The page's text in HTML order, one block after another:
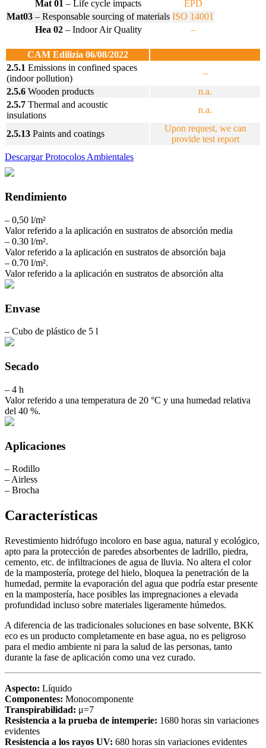
Mat 01 – Life cycle impacts
EPD
Mat03 – Responsable sourcing of materials ISO 14001
Hea 02 – Indoor Air Quality –
CAM Edilizia 06/08/2022
2.5.1 Emissions in confined spaces
(indoor pollution)
–
2.5.6 Wooden products
n.a.
2.5.7 Thermal and acoustic
insulations
n.a.
2.5.13 Paints and coatings
Upon request, we can
provide test report
Descargar Protocolos Ambientales
Rendimiento
– 0,50 l/m²
Valor referido a la aplicación en sustratos de absorción media
– 0.30 l/m².
Valor referido a la aplicación en sustratos de absorción baja
– 0.70 l/m².
Valor referido a la aplicación en sustratos de absorción alta
Envase
– Cubo de plástico de 5 l
Secado
– 4 h
Valor referido a una temperatura de 20 °C y una humedad relativa
del 40 %.
Aplicaciones
– Rodillo
– Airless
– Brocha
Características
Revestimiento hidrófugo incoloro en base agua, natural y ecológico,
apto para la protección de paredes absorbentes de ladrillo, piedra,
cemento, etc. de infiltraciones de agua de lluvia. No altera el color
de la mampostería, protege del hielo, bloquea la penetración de la
humedad, permite la evaporación del agua que podría estar presente
en la mampostería, hace posibles las impregnaciones a elevada
profundidad incluso sobre materiales ligeramente húmedos.
A diferencia de las tradicionales soluciones en base solvente, BKK
eco es un producto completamente en base agua, no es peligroso
para el medio ambiente ni para la salud de las personas, tanto
durante la fase de aplicación como una vez curado.
Aspecto: Líquido
Componentes: Monocomponente
Transpirabilidad: μ=7
Resistencia a la prueba de intemperie: 1680 horas sin variaciones
evidentes
Resistencia a los rayos UV: 680 horas sin variaciones evidentes